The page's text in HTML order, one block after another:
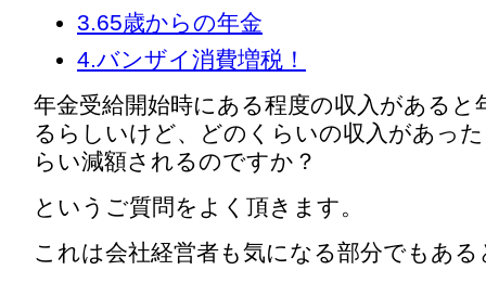
3.65歳からの年金
4.バンザイ消費増税！
年金受給開始時にある程度の収入があると
るらしいけど、どのくらいの収入があっ
らい減額されるのですか？
というご質問をよく頂きます。
これは会社経営者も気になる部分でもあ